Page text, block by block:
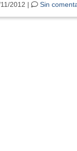
2012 | Sin